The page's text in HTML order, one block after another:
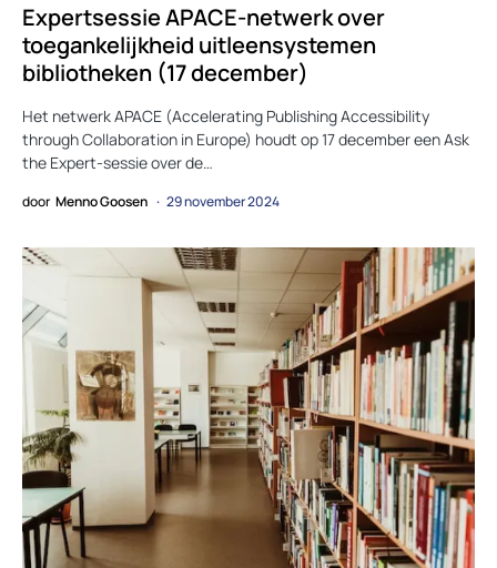
Expertsessie APACE-netwerk over
toegankelijkheid uitleensystemen
bibliotheken (17 december)
Het netwerk APACE (Accelerating Publishing Accessibility
through Collaboration in Europe) houdt op 17 december een Ask
the Expert-sessie over de…
door Menno Goosen 29 november 2024